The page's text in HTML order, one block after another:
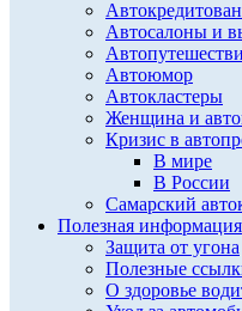
Автосалоны и
Автоюмор
Автокластеры
Женщина и
Кризис в
В мире
В России
Самарский
Полезная информация
Защита от угона
Полезные
О здоровье